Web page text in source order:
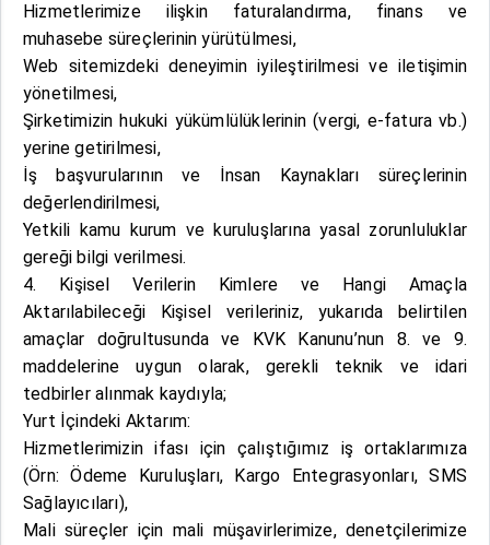
Hizmetlerimize ilişkin faturalandırma, finans ve
muhasebe süreçlerinin yürütülmesi,
Web sitemizdeki deneyimin iyileştirilmesi ve iletişimin
yönetilmesi,
Şirketimizin hukuki yükümlülüklerinin (vergi, e-fatura vb.)
yerine getirilmesi,
İş başvurularının ve İnsan Kaynakları süreçlerinin
değerlendirilmesi,
Yetkili kamu kurum ve kuruluşlarına yasal zorunluluklar
gereği bilgi verilmesi.
4. Kişisel Verilerin Kimlere ve Hangi Amaçla
Aktarılabileceği Kişisel verileriniz, yukarıda belirtilen
amaçlar doğrultusunda ve KVK Kanunu’nun 8. ve 9.
maddelerine uygun olarak, gerekli teknik ve idari
tedbirler alınmak kaydıyla;
Yurt İçindeki Aktarım:
Hizmetlerimizin ifası için çalıştığımız iş ortaklarımıza
(Örn: Ödeme Kuruluşları, Kargo Entegrasyonları, SMS
Sağlayıcıları),
Mali süreçler için mali müşavirlerimize, denetçilerimize